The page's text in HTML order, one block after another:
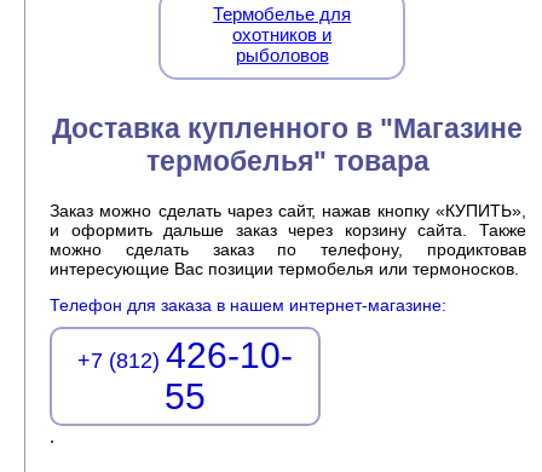
Термобелье для
охотников и
рыболовов
Доставка купленного в "Магазине
термобелья" товара
Заказ можно сделать чарез сайт, нажав кнопку «КУПИТЬ»,
и оформить дальше заказ через корзину сайта. Также
можно сделать заказ по телефону, продиктовав
интересующие Вас позиции термобелья или термоносков.
Телефон для заказа в нашем интернет-магазине:
+7 (812) 426-10-
55
.